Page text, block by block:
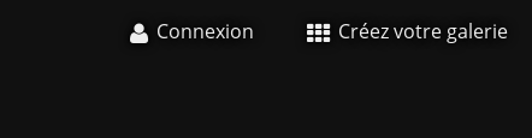
Connexion Créez votre galerie